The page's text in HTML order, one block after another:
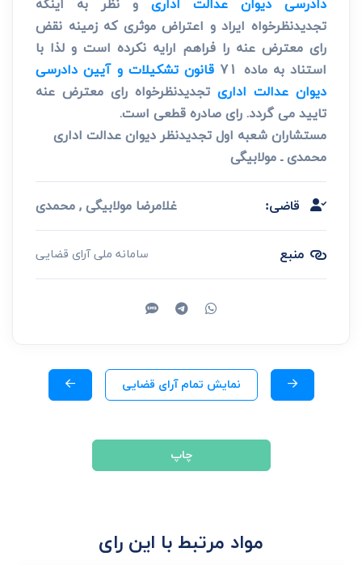
تجدیدنظرخواه ایراد و اعتراض موثری که زمینه نقض
رای معترض عنه را فراهم ارایه نکرده است و لذا با
استناد به ماده 71
قانون تشکیلات و آیین دادرسی
دیوان عدالت اداری تجدیدنظرخواه رای معترض عنه
تایید می گردد. رای صادره قطعی است.
مستشاران شعبه اول تجدیدنظر دیوان عدالت اداری
محمدی ـ مولابیگی
قاضی: غلامرضا مولابیگی , محمدی
منبع سامانه ملی آرای قضایی
نمایش تمام آرای قضایی
چاپ
مواد مرتبط با این رای